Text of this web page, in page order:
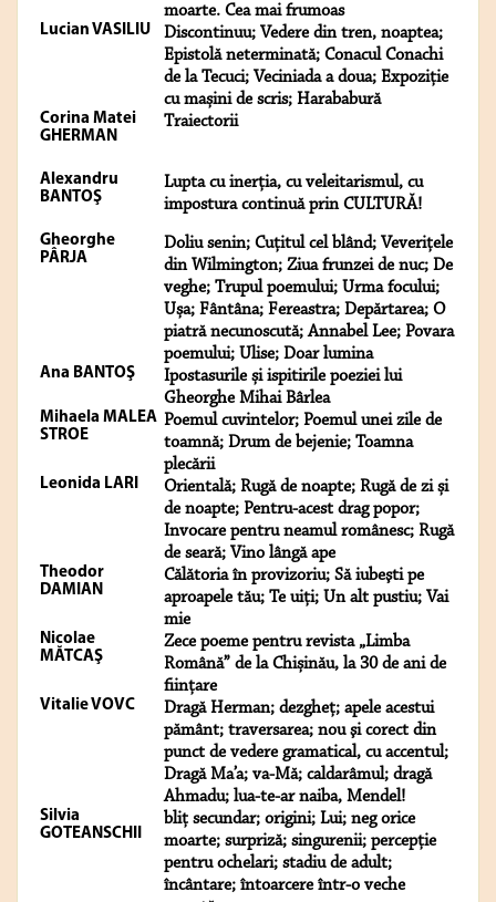
moarte. Cea mai frumoas
Lucian VASILIU
Discontinuu; Vedere din tren, noaptea;
Epistolă neterminată; Conacul Conachi
de la Tecuci; Veciniada a doua; Expoziție
cu mașini de scris; Harababură
Corina Matei
GHERMAN
Traiectorii
Alexandru
BANTOŞ
Lupta cu inerția, cu veleitarismul, cu
impostura continuă prin CULTURĂ!
Gheorghe
PÂRJA
Doliu senin; Cuțitul cel blând; Veverițele
din Wilmington; Ziua frunzei de nuc; De
veghe; Trupul poemului; Urma focului;
Ușa; Fântâna; Fereastra; Depărtarea; O
piatră necunoscută; Annabel Lee; Povara
poemului; Ulise; Doar lumina
Ana BANTOŞ
Ipostasurile și ispitirile poeziei lui
Gheorghe Mihai Bârlea
Mihaela MALEA
STROE
Poemul cuvintelor; Poemul unei zile de
toamnă; Drum de bejenie; Toamna
plecării
Leonida LARI
Orientală; Rugă de noapte; Rugă de zi și
de noapte; Pentru-acest drag popor;
Invocare pentru neamul românesc; Rugă
de seară; Vino lângă ape
Theodor
DAMIAN
Călătoria în provizoriu; Să iubeşti pe
aproapele tău; Te uiţi; Un alt pustiu; Vai
mie
Nicolae
MĂTCAŞ
Zece poeme pentru revista „Limba
Română” de la Chișinău, la 30 de ani de
ființare
Vitalie VOVC
Dragă Herman; dezgheţ; apele acestui
pământ; traversarea; nou şi corect din
punct de vedere gramatical, cu accentul;
Dragă Ma’a; va-Mă; caldarâmul; dragă
Ahmadu; lua-te-ar naiba, Mendel!
Silvia
GOTEANSCHII
bliț secundar; origini; Lui; neg orice
moarte; surpriză; singurenii; percepție
pentru ochelari; stadiu de adult;
încântare; întoarcere într-o veche